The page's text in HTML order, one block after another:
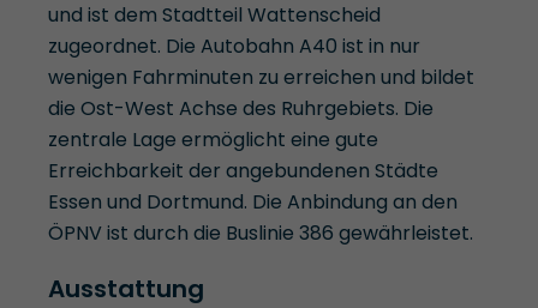
und ist dem Stadtteil Wattenscheid
zugeordnet. Die Autobahn A40 ist in nur
wenigen Fahrminuten zu erreichen und bildet
die Ost-West Achse des Ruhrgebiets. Die
zentrale Lage ermöglicht eine gute
Erreichbarkeit der angebundenen Städte
Essen und Dortmund. Die Anbindung an den
ÖPNV ist durch die Buslinie 386 gewährleistet.
Ausstattung